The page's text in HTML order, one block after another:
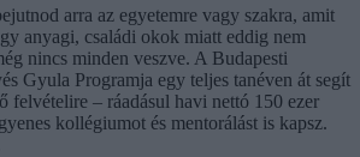
arra az egyetemre vagy szakra, amit
anyagi, családi okok miatt eddig nem
nincs minden veszve. A Budapesti
Gyula Programja egy teljes tanéven át segít
felvételire – ráadásul havi nettó 150 ezer
kollégiumot és mentorálást is kapsz.